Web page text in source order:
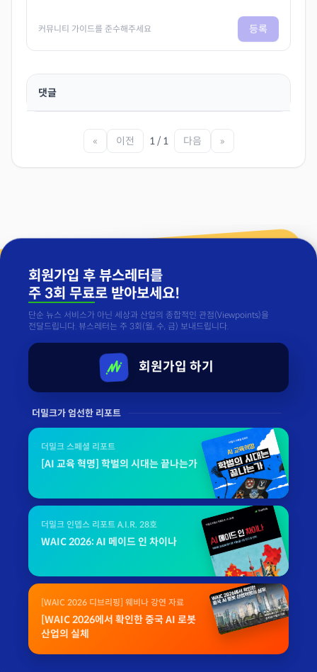
커뮤니티 가이드를 준수해주세요 등록
댓글
« 이전 1 / 1 다음 »
회원가입 후 뷰스레터를
주 3회 무료로 받아보세요!
단순 뉴스 서비스가 아닌 세상과 산업의 종합적인 관점(Viewpoints)을
전달드립니다. 뷰스레터는 주 3회(월, 수, 금) 보내드립니다.
회원가입 하기
더밀크가 엄선한 리포트
더밀크 스페셜 리포트
[AI 교육 혁명] 학벌의 시대는 끝나는가
더밀크 인뎁스 리포트 A.I.R. 28호
WAIC 2026: AI 메이드 인 차이나
[WAIC 2026 디브리핑] 웨비나 강연 자료
[WAIC 2026에서 확인한 중국 AI 로봇
산업의 실체